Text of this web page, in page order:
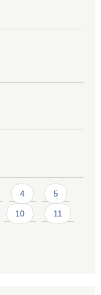
4 5
10
11